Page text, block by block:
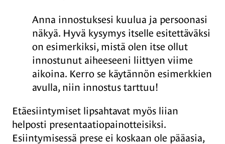
Anna innostuksesi kuulua ja persoonasi
näkyä.​ Hyvä kysymys itselle esitettäväksi
on esimerkiksi, mistä olen itse ollut
innostunut aiheeseeni liittyen viime
aikoina. Kerro se käytännön esimerkkien
avulla, niin innostus tarttuu!
Etäesiintymiset lipsahtavat myös liian
helposti presentaatiopainotteisiksi.
Esiintymisessä prese ei koskaan ole pääasia,